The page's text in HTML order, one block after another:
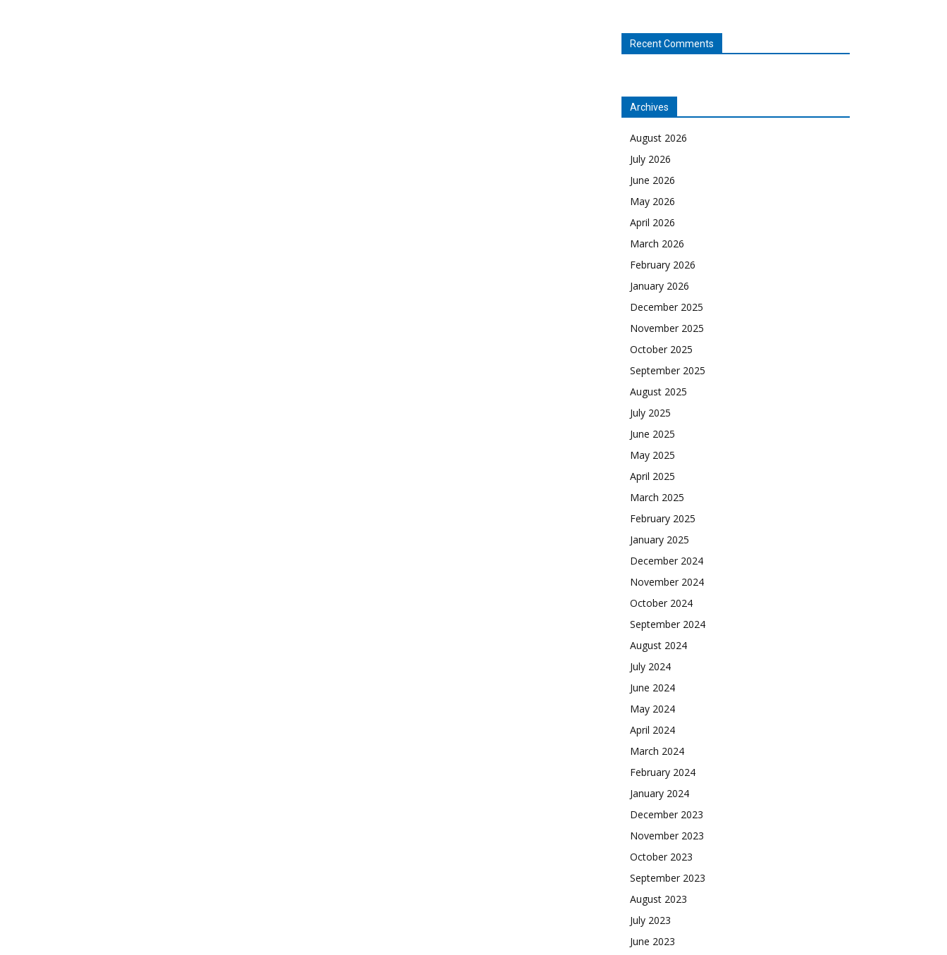
Recent Comments
Archives
August 2026
July 2026
June 2026
May 2026
April 2026
March 2026
February 2026
January 2026
December 2025
November 2025
October 2025
September 2025
August 2025
July 2025
June 2025
May 2025
April 2025
March 2025
February 2025
January 2025
December 2024
November 2024
October 2024
September 2024
August 2024
July 2024
June 2024
May 2024
April 2024
March 2024
February 2024
January 2024
December 2023
November 2023
October 2023
September 2023
August 2023
July 2023
June 2023